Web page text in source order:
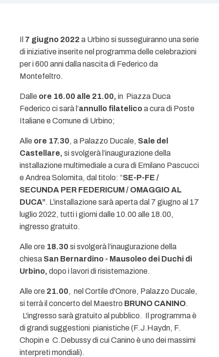
Il 7 giugno 2022 a Urbino si susseguiranno una serie
di iniziative inserite nel programma delle celebrazioni
per i 600 anni dalla nascita di Federico da
Montefeltro.
Dalle ore 16.00 alle 21.00, in Piazza Duca
Federico ci sarà l’annullo filatelicoa cura di Poste
Italiane e Comune di Urbino;
Alle ore 17.30, a Palazzo Ducale, Sale del
Castellare, si svolgerà l’inaugurazione della
installazione multimediale a cura di Emilano Pascucci
e Andrea Solomita, dal titolo: “SE-P-FE /
SECUNDA PER FEDERICUM / OMAGGIO AL
DUCA”. L’installazione sarà aperta dal 7 giugno al 17
luglio 2022, tutti i giorni dalle 10.00 alle 18.00,
ingresso gratuito.
Alle ore 18.30 si svolgerà l’inaugurazione della
chiesa San Bernardino - Mausoleo dei Duchi di
Urbino, dopo i lavori di risistemazione.
Alle ore 21.00, nel Cortile d'Onore, Palazzo Ducale,
si terrà il concerto del Maestro BRUNO CANINO.
L'ingresso sarà gratuito al pubblico. Il programma è
di grandi suggestioni pianistiche (F.J.Haydn, F.
Chopin e C.Debussy di cui Canino è uno dei massimi
interpreti mondiali).